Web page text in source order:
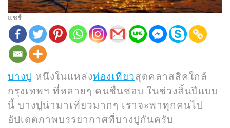
แชร์
บางปู หนึ่งในแหล่งท่องเที่ยวสุดคลาสสิคใกล้
กรุงเทพฯ ที่หลายๆ คนชื่นชอบ ในช่วงสิ้นปีแบบ
นี้ บางปูน่ามาเที่ยวมากๆ เราจะพาทุกคนไป
อัปเดตภาพบรรยากาศที่บางปูกันครับ